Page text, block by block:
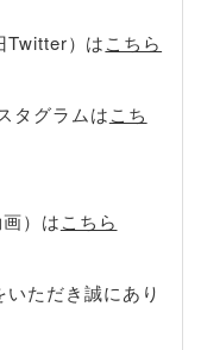
Twitter）はこちら
タグラムはこち
）はこちら
ただき誠にあり